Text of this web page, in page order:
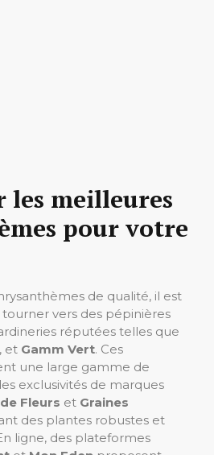
les meilleures
pour votre
de qualité, il est
vers des pépinières
réputées telles que
, et Gamm Vert. Ces
une large gamme de
exclusivités de marques
Fleurs et Graines
des plantes robustes et
ligne, des plateformes